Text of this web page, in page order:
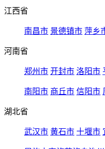
江西省
南昌市 景德镇市 萍乡
河南省
郑州市 开封市 洛阳市
南阳市 商丘市 信阳市
湖北省
武汉市 黄石市 十堰市